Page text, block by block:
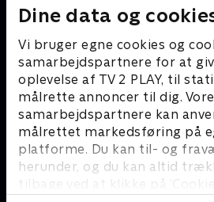
Dine data og
Vi bruger egne cookies og
samarbejdspartnere for at
oplevelse af TV 2 PLAY, til
målrette annoncer til dig.
samarbejdspartnere kan
målrettet markedsføring på
platforme. Du kan til- og
herunder, og du kan altid
tilbage ved at klikke på
Linde på Langeland
Livsstil • 5 sæsoner